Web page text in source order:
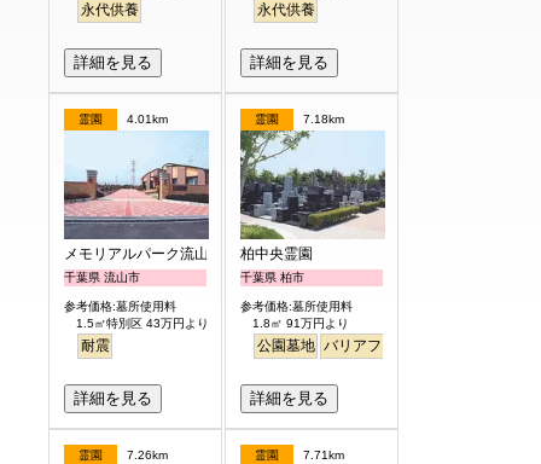
永代供養
詳細を見る
永代供養
詳細を見る
霊園 4.01km
メモリアルパーク流山聖地
千葉県 流山市
参考価格:墓所使用料
1.5㎡特別区 43万円より
耐震
詳細を見る
霊園 7.18km
柏中央霊園
千葉県 柏市
参考価格:墓所使用料
1.8㎡ 91万円より
公園墓地 バリアフリー
詳細を見る
霊園 7.26km 霊園 7.71km